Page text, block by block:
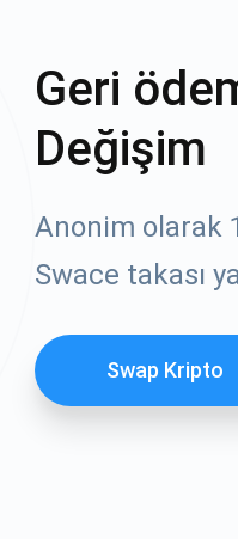
Geri
Değişim
Anonim olarak
Swace takası
Swap Kripto